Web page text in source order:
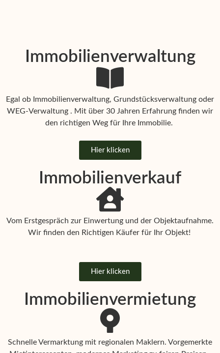
Immobilienverwaltung
Egal ob Immobilienverwaltung, Grundstücksverwaltung oder
WEG-Verwaltung . Mit über 30 Jahren Erfahrung finden wir
den richtigen Weg für Ihre Immobilie.
Hier klicken
Immobilienverkauf
Vom Erstgespräch zur Einwertung und der Objektaufnahme.
Wir finden den Richtigen Käufer für Ihr Objekt!
Hier klicken
Immobilienvermietung
Schnelle Vermarktung mit regionalen Maklern. Vorgemerkte